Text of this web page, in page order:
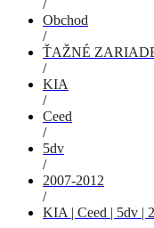
/
Obchod
/
ŤAŽNÉ
/
KIA
/
Ceed
/
5dv
/
2007-2012
/
KIA | Ceed | 5dv |